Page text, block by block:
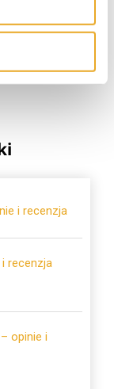
i recenzja
recenzja
opinie i